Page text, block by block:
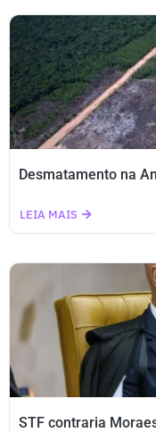
Desmatamento na
LEIA MAIS
STF contraria